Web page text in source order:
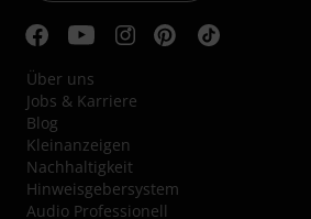
Über uns
Jobs & Karriere
Blog
Kleinanzeigen
Nachhaltigkeit
Hinweisgebersystem
Audio Professionell